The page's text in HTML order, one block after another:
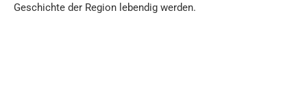
Geschichte der Region lebendig werden.